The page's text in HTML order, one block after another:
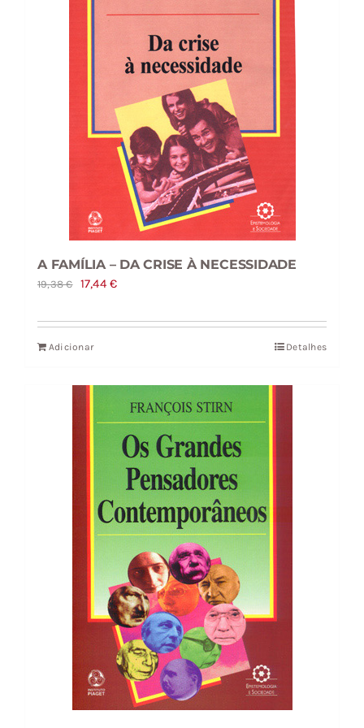
A FAMÍLIA – DA CRISE À NECESSIDADE
19,38€
O
original
era:
17,44€O
atual
Adicionar Detalhes